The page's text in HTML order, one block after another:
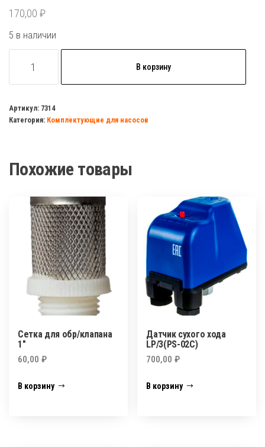
170,00 ₽
5 в наличии
товара
для
обр/
1/2"
В корзину
Артикул: 7314
Категория: Комплектующие для насосов
Похожие товары
Сетка для обр/клапана
1″
60,00 ₽
В корзину
Датчик сухого хода
LP/3(PS-02C)
700,00₽
В корзину